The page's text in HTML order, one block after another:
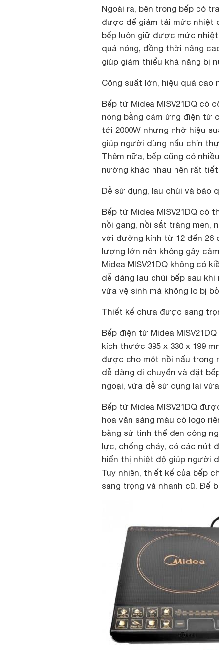
Ngoài ra, bên trong bếp có
được để giảm tải mức nhiệt
bếp luôn giữ được mức
quá nóng, đồng thời nâng
giúp giảm thiểu khả năng bị
Công suất lớn, hiệu quả cao
Bếp từ Midea MISV21DQ có
nóng bằng cảm ứng điện từ
tới 2000W nhưng nhờ hiệu
giúp người dùng nấu chín
Thêm nữa, bếp cũng có
nướng khác nhau nên rất
Dễ sử dụng, lau chùi và bảo
Bếp từ Midea MISV21DQ có
nồi gang, nồi sắt tráng men,
với đường kính từ 12 đến 26
lượng lớn nên không gây
Midea MISV21DQ không có
dễ dàng lau chùi bếp sau
vừa vệ sinh mà không lo bị
Thiết kế chưa được sang
Bếp điện từ Midea
kích thước 395 x 330 x 199
được cho một nồi nấu trong
dễ dàng di chuyển và đặt
ngoại, vừa dễ sử dụng lại
Bếp từ Midea MISV21DQ
hoa văn sáng màu có logo
bằng sứ tinh thể đen công
lực, chống cháy, có các nút
hiển thị nhiệt độ giúp người
Tuy nhiên, thiết kế của bếp
sang trọng và nhanh cũ. Đế